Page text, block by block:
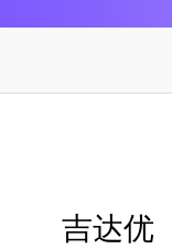
吉达优